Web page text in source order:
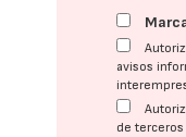
avisos
de